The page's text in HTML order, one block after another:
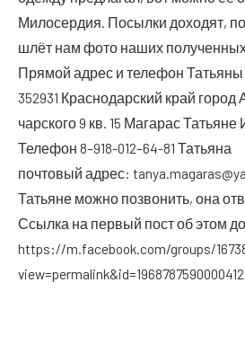
Мило­сер­дия. Посыл­ки дохо­дят,
шлёт нам фото наших
Пря­мой адрес и теле­фон
352931 Крас­но­дар­ский край
чар­ско­го 9 кв. 15 Мага­рас
Теле­фон 8–918-012–64-81 Татьяна
поч­то­вый адрес:
Татьяне мож­но позво­нить, она
Ссыл­ка на пер­вый пост об этом
https://m.facebook.com/groups/
view=permalink&id=1968787590000412